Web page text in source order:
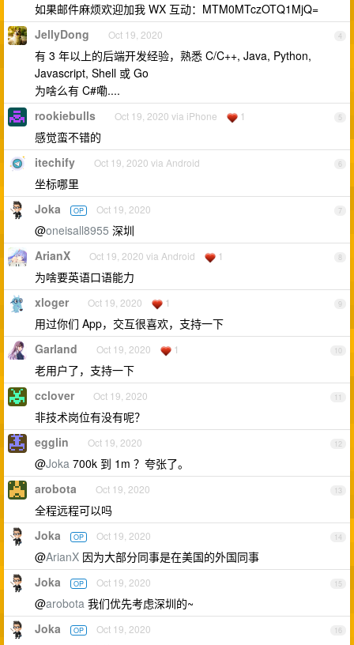
如果邮件麻烦欢迎加我 WX 互动：MTM0MTczOTQ1MjQ=
4
JellyDong Oct 19, 2020
有 3 年以上的后端开发经验，熟悉 C/C++, Java, Python,
Javascript, Shell 或 Go
为啥么有 C#嘞....
5
rookiebulls Oct 19, 2020 via iPhone 1
感觉蛮不错的
6
itechify Oct 19, 2020 via Android
坐标哪里
7
Joka OP Oct 19, 2020
@oneisall8955 深圳
8
ArianX Oct 19, 2020 via Android 1
为啥要英语口语能力
9
xloger Oct 19, 2020 1
用过你们 App，交互很喜欢，支持一下
10
Garland Oct 19, 2020 1
老用户了，支持一下
11
cclover Oct 19, 2020
非技术岗位有没有呢？
12
egglin Oct 19, 2020
@Joka 700k 到 1m ？夸张了。
13
arobota Oct 19, 2020
全程远程可以吗
14
Joka OP Oct 19, 2020
@ArianX 因为大部分同事是在美国的外国同事
15
Joka OP Oct 19, 2020
@arobota 我们优先考虑深圳的~
16
Joka OP Oct 19, 2020